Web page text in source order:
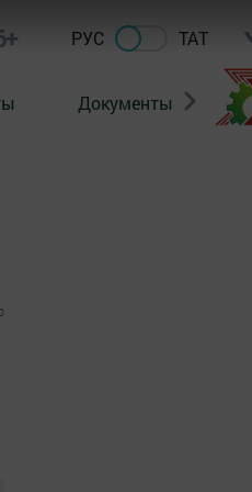
РУС ТАТ
Документы